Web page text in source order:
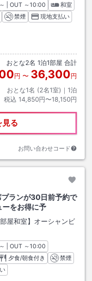
イン
～ | OUT チェックアウト
～10:00
和室
禁煙 現地支払い
おとな2名 1泊1部屋 合計
円 〜 36,300円
おとな1名 (2名1室)｜ 1泊
税込 14,850円〜18,150円
見る
お問い合わせコード
ランが30日前予約で
をお得に予
屋和室】オーシャンビ
イン
～ | OUT チェックアウト
～10:00
夕食/朝食付き
禁煙